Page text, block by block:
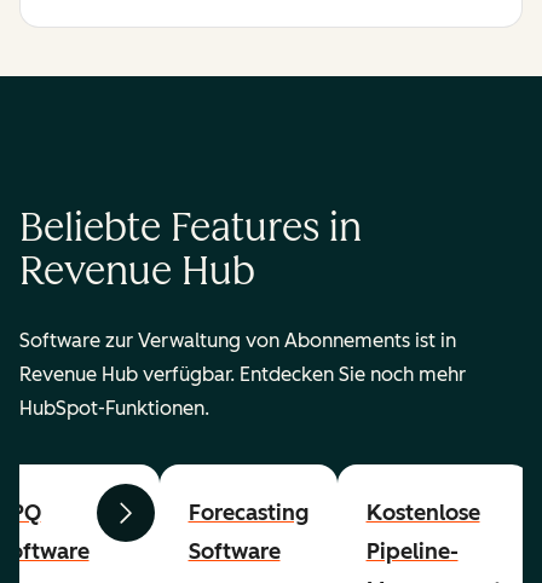
Beliebte Features in
Revenue Hub
Software zur Verwaltung von Abonnements ist in
Revenue Hub verfügbar. Entdecken Sie noch mehr
HubSpot-Funktionen.
ZurückWeiter
Forecasting
Software
Kostenlose
Pipeline-